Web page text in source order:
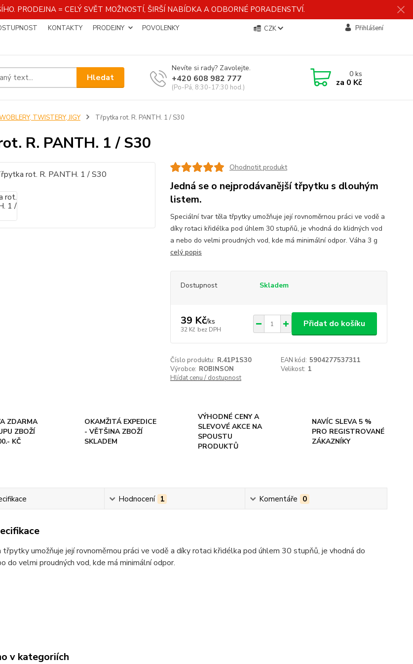
PRODEJNA = CELÝ SVĚT MOŽNOSTÍ, ŠIRŠÍ NABÍDKA A ODBORNÉ PORADENSTVÍ.
KONTAKTY PRODEJNY
POVOLENKY
CZK Přihlášení
Hledat
Nevíte si rady? Zavolejte.
+420 608 982 777
(Po-Pá, 8:30-17:30 hod.)
0ks
za 0 Kč
TWISTERY, JIGY Třpytka rot. R. PANTH. 1 / S30
R. PANTH. 1 / S30
Ohodnotit produkt
Jedná se o nejprodávanější třpytku s dlouhým
listem.
Speciální tvar těla třpytky umožňuje její rovnoměrnou práci ve vodě a
díky rotaci křidélka pod úhlem 30 stupňů, je vhodná do klidných vod
a nebo do velmi proudných vod, kde má minimální odpor. Váha 3 g
celý popis
Dostupnost Skladem
39 Kč/ks
32 Kč bez DPH
Přidat do košíku
Číslo produktu: R.41P1S30 EAN kód: 5904277537311
Výrobce: ROBINSON Velikost: 1
Hlídat cenu / dostupnost
ZDARMA
ZBOŽÍ
KČ
OKAMŽITÁ EXPEDICE
- VĚTŠINA ZBOŽÍ
SKLADEM
VÝHODNÉ CENY A
SLEVOVÉ AKCE NA
SPOUSTU
PRODUKTŮ
NAVÍC SLEVA 5 %
PRO REGISTROVANÉ
ZÁKAZNÍKY
Hodnocení 1 Komentáře 0
umožňuje její rovnoměrnou práci ve vodě a díky rotaci křidélka pod úhlem 30 stupňů, je vhodná do
do velmi proudných vod, kde má minimální odpor.
v kategoriích